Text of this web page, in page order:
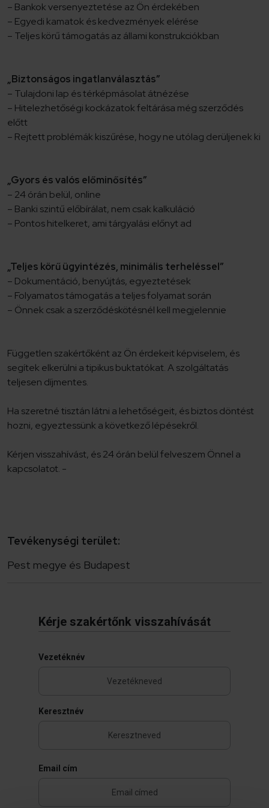
– Bankok versenyeztetése az Ön érdekében
– Egyedi kamatok és kedvezmények elérése
– Teljes körű támogatás az állami konstrukciókban
„Biztonságos ingatlanválasztás”
– Tulajdoni lap és térképmásolat átnézése
– Hitelezhetőségi kockázatok feltárása még szerződés
előtt
– Rejtett problémák kiszűrése, hogy ne utólag derüljenek ki
„Gyors és valós előminősítés”
– 24 órán belül, online
– Banki szintű előbírálat, nem csak kalkuláció
– Pontos hitelkeret, ami tárgyalási előnyt ad
„Teljes körű ügyintézés, minimális terheléssel”
– Dokumentáció, benyújtás, egyeztetések
– Folyamatos támogatás a teljes folyamat során
– Önnek csak a szerződéskötésnél kell megjelennie
Független szakértőként az Ön érdekeit képviselem, és
segítek elkerülni a tipikus buktatókat. A szolgáltatás
teljesen díjmentes.
Ha szeretné tisztán látni a lehetőségeit, és biztos döntést
hozni, egyeztessünk a következő lépésekről.
Kérjen visszahívást, és 24 órán belül felveszem Önnel a
kapcsolatot. -
Tevékenységi terület:
Pest megye és Budapest
Kérje szakértőnk visszahívását
Vezetéknév
Keresztnév
Email cím